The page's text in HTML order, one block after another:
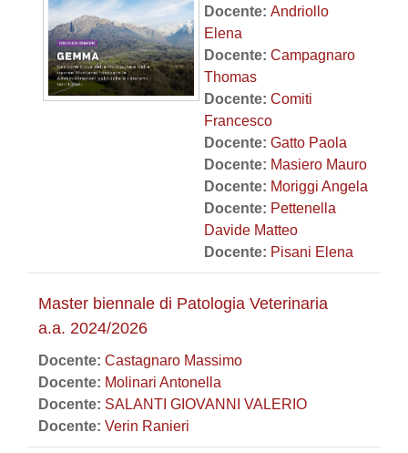
Docente: Andriollo
Elena
Docente: Campagnaro
Thomas
Docente: Comiti
Francesco
Docente: Gatto Paola
Docente: Masiero Mauro
Docente: Moriggi Angela
Docente: Pettenella
Davide Matteo
Docente: Pisani Elena
Master biennale di Patologia Veterinaria
a.a. 2024/2026
Docente: Castagnaro Massimo
Docente: Molinari Antonella
Docente: SALANTI GIOVANNI VALERIO
Docente: Verin Ranieri